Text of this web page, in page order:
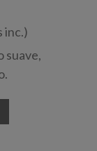
inc.)
suave,